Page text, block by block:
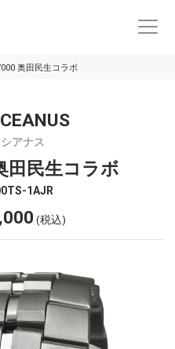
奥田民生コラボ
アナス
田民生コラボ
1AJR
(税込)